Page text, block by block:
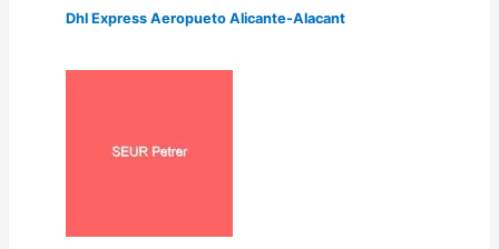
Dhl Express Aeropueto Alicante-Alacant